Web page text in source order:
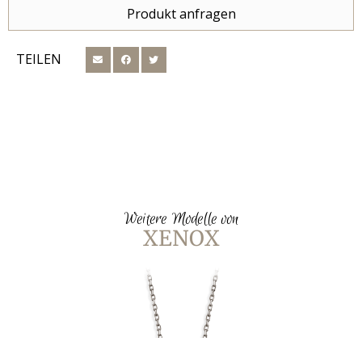
Produkt anfragen
TEILEN
Weitere Modelle von
XENOX